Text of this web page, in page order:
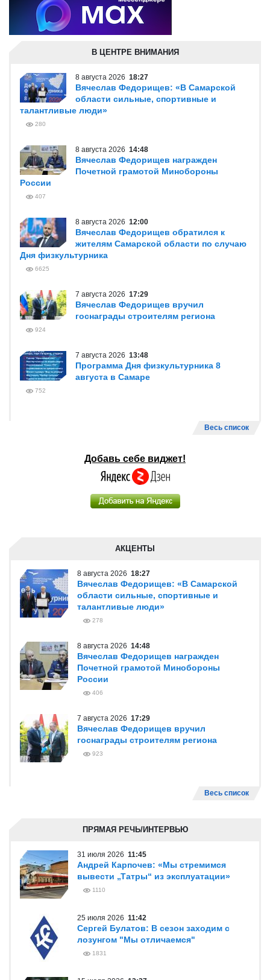
В ЦЕНТРЕ ВНИМАНИЯ
8 августа 2026 18:27
Вячеслав Федорищев: «В Самарской
области сильные, спортивные и
талантливые люди»
280
8 августа 2026 14:48
Вячеслав Федорищев награжден
Почетной грамотой Минобороны
России
407
8 августа 2026 12:00
Вячеслав Федорищев обратился к
жителям Самарской области по случаю
Дня физкультурника
6625
7 августа 2026 17:29
Вячеслав Федорищев вручил
госнаграды строителям региона
924
7 августа 2026 13:48
Программа Дня физкультурника 8
августа в Самаре
752
Весь список
Добавь себе виджет!
АКЦЕНТЫ
8 августа 2026 18:27
Вячеслав Федорищев: «В Самарской
области сильные, спортивные и
талантливые люди»
278
8 августа 2026 14:48
Вячеслав Федорищев награжден
Почетной грамотой Минобороны
России
406
7 августа 2026 17:29
Вячеслав Федорищев вручил
госнаграды строителям региона
923
Весь список
ПРЯМАЯ РЕЧЬ/ИНТЕРВЬЮ
31 июля 2026 11:45
Андрей Карпочев: «Мы стремимся
вывести „Татры“ из эксплуатации»
1110
25 июля 2026 11:42
Сергей Булатов: В сезон заходим с
лозунгом "Мы отличаемся"
1831